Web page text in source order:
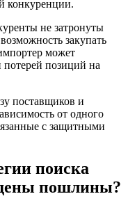
конкуренции.
не затронуты
закупать
может
потерей позиций на
поставщиков и
от одного
с защитными
поиска
пошлины?